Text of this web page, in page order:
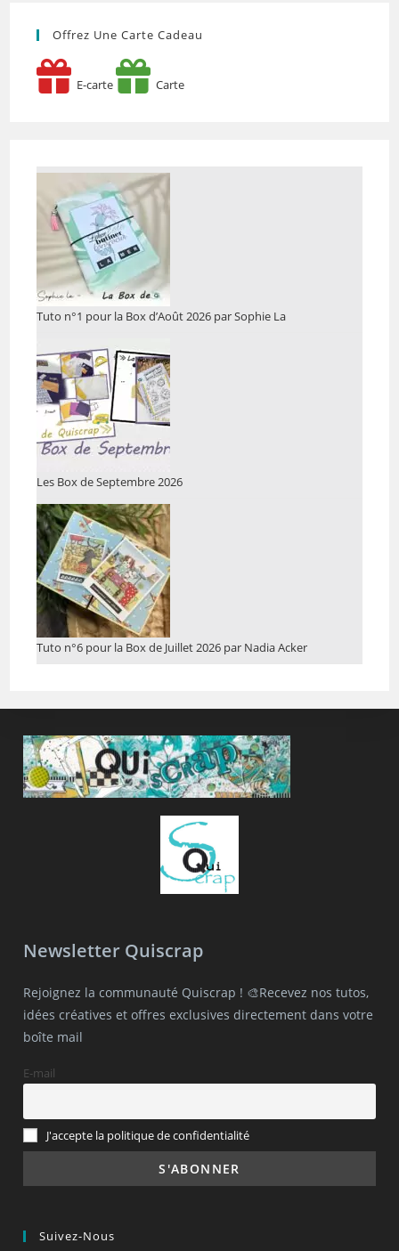
Offrez Une Carte Cadeau
E-carte Carte
Tuto n°1 pour la Box d’Août 2026 par Sophie La
Les Box de Septembre 2026
Tuto n°6 pour la Box de Juillet 2026 par Nadia Acker
Newsletter Quiscrap
Rejoignez la communauté Quiscrap ! 🎨Recevez nos tutos,
idées créatives et offres exclusives directement dans votre
boîte mail
E-mail
J'accepte la politique de confidentialité
Suivez-Nous